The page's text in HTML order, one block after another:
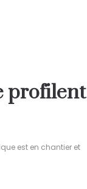
profilent
est en chantier et